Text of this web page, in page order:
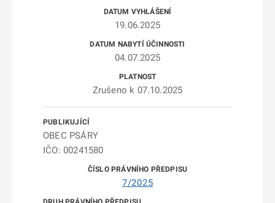
19.06.2025
04.07.2025
Zrušeno k 07.10.2025
OBEC PSÁRY
IČO: 00241580
7/2025